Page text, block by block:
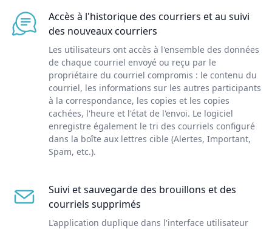
Accès à l'historique des courriers et au suivi
des nouveaux courriers
Les utilisateurs ont accès à l'ensemble des données
de chaque courriel envoyé ou reçu par le
propriétaire du courriel compromis : le contenu du
courriel, les informations sur les autres participants
à la correspondance, les copies et les copies
cachées, l'heure et l'état de l'envoi. Le logiciel
enregistre également le tri des courriels configuré
dans la boîte aux lettres cible (Alertes, Important,
Spam, etc.).
Suivi et sauvegarde des brouillons et des
courriels supprimés
L'application duplique dans l'interface utilisateur